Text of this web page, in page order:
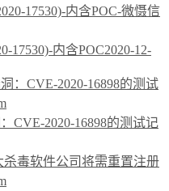
17530)-内含POC2020-12-
CVE-2020-16898的测试记